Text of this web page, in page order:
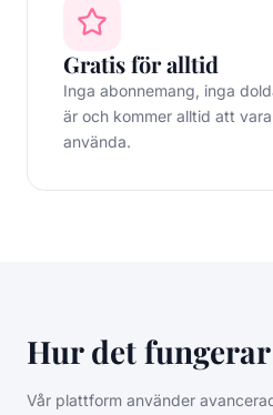
Gratis för alltid
Inga abonnemang, inga
är och kommer alltid att
använda.
Hur det fungerar
Vår plattform använder